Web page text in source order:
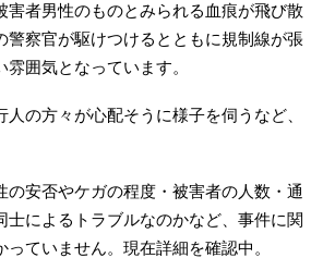
害者男性のものとみられる血痕が飛び散
警察官が駆けつけるとともに規制線が張
囲気となっています。
人の方々が心配そうに様子を伺うなど、
の安否やケガの程度・被害者の人数・通
士によるトラブルなのかなど、事件に関
ていません。現在詳細を確認中。